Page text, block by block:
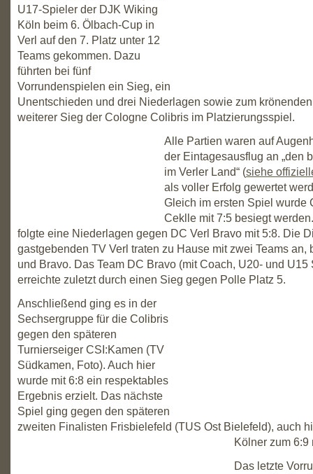
U17-Spieler der DJK Wiking
Köln beim 6. Ölbach-Cup in
Verl auf den 7. Platz unter 12
Teams gekommen. Dazu
führten bei fünf
Vorrundenspielen ein Sieg, ein
Unentschieden und drei Niederlagen sowie zum
weiterer Sieg der Cologne Colibris im Platzierungsspiel.
Alle Partien waren auf
der Eintagesausflug an „den
im Verler Land“ (siehe
als voller Erfolg gewertet
Gleich im ersten Spiel wurde
Ceklle mit 7:5 besiegt
folgte eine Niederlagen gegen DC Verl Bravo mit 5:8. Die
gastgebenden TV Verl traten zu Hause mit zwei Teams an,
und Bravo. Das Team DC Bravo (mit Coach, U20- und U15
erreichte zuletzt durch einen Sieg gegen Polle Platz 5.
Anschließend ging es in der
Sechsergruppe für die Colibris
gegen den späteren
Turnierseiger CSI:Kamen (TV
Südkamen, Foto). Auch hier
wurde mit 6:8 ein respektables
Ergebnis erzielt. Das nächste
Spiel ging gegen den späteren
zweiten Finalisten Frisbielefeld (TUS Ost Bielefeld), auch
Kölner zum 6:9
Das letzte